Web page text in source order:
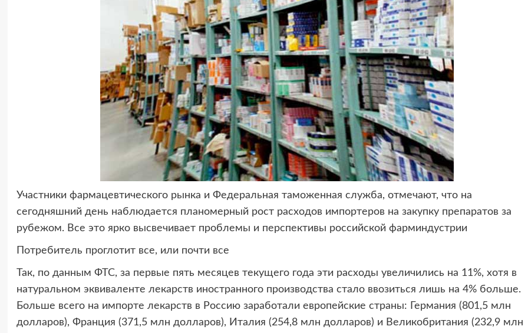
Участники фармацевтического рынка и Федеральная таможенная служба, отмечают, что на
сегодняшний день наблюдается планомерный рост расходов импортеров на закупку препаратов за
рубежом. Все это ярко высвечивает проблемы и перспективы российской фарминдустрии
Потребитель проглотит все, или почти все
Так, по данным ФТС, за первые пять месяцев текущего года эти расходы увеличились на 11%, хотя в
натуральном эквиваленте лекарств иностранного производства стало ввозиться лишь на 4% больше.
Больше всего на импорте лекарств в Россию заработали европейские страны: Германия (801,5 млн
долларов), Франция (371,5 млн долларов), Италия (254,8 млн долларов) и Великобритания (232,9 млн